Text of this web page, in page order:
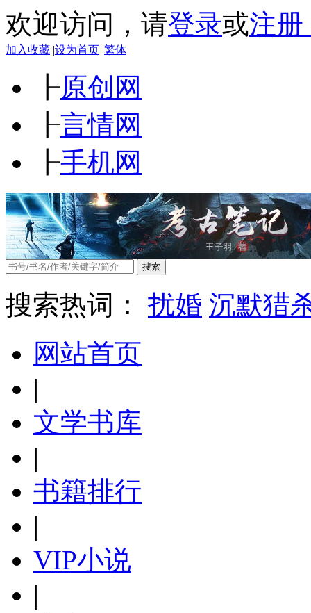
欢迎访问 ， 请登录或注册
加入收藏 |设为首页 |繁体
┠原创网
┠言情网
┠手机网
搜索
搜索热词： 扰婚 沉默猎
网站首页
|
文学书库
|
书籍排行
|
VIP小说
|